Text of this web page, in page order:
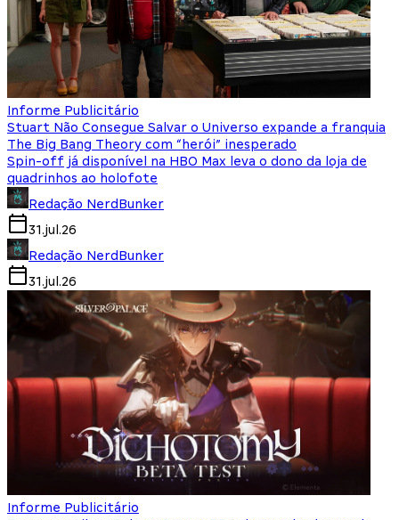
Informe Publicitário
Stuart Não Consegue Salvar o Universo expande a franquia
The Big Bang Theory com “herói” inesperado
Spin-off já disponível na HBO Max leva o dono da loja de
quadrinhos ao holofote
Redação NerdBunker
31.jul.26
Redação NerdBunker
31.jul.26
Informe Publicitário